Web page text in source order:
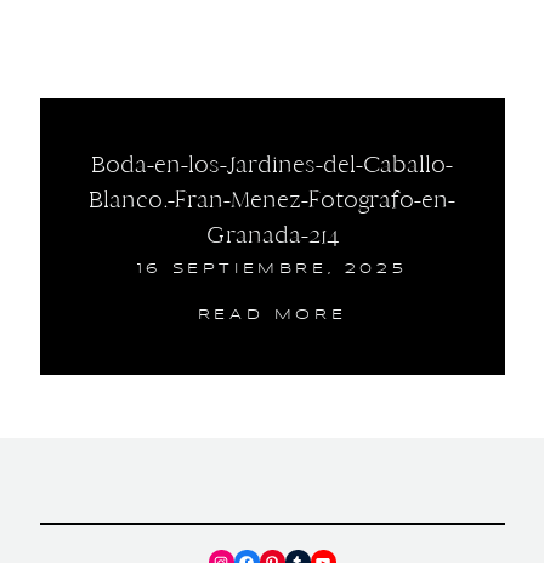
Boda-en-los-Jardines-del-Caballo-
Blanco.-Fran-Menez-Fotografo-en-
Granada-214
16 SEPTIEMBRE, 2025
READ MORE